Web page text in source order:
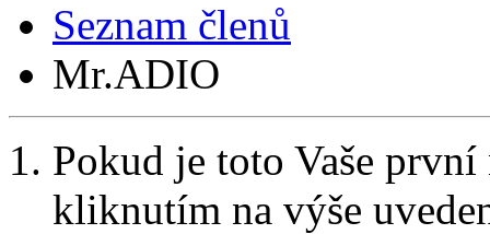
Seznam členů
Mr.ADIO
Pokud je toto Vaše
kliknutím na výše